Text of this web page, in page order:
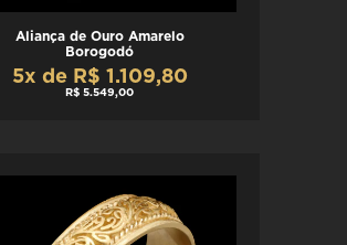
Aliança de Ouro Amarelo
Borogodó
5x de R$ 1.109,80
R$ 5.549,00